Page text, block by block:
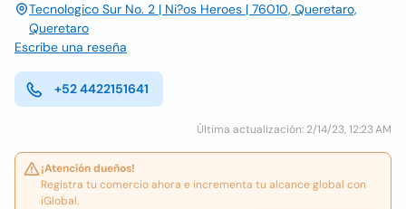
Tecnologico Sur No. 2 | Ni?os Heroes | 76010, Queretaro,
Queretaro
Escribe una reseña
+52 4422151641
Última actualización: 2/14/23, 12:23 AM
¡Atención dueños!
Registra tu comercio ahora e incrementa tu alcance global con
iGlobal.